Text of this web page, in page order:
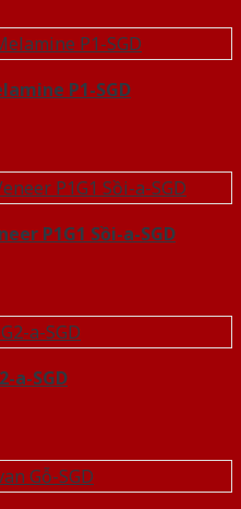
P1-SGD
P1G1 Sồi-a-SGD
a-SGD